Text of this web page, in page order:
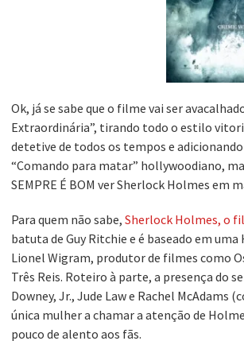
Ok, já se sabe que o filme vai ser
Extraordinária”, tirando todo o estilo
detetive de todos os tempos e
“Comando para matar” hollywoodiano,
SEMPRE É BOM ver Sherlock Holmes em
Para quem não sabe, Sherlock Holmes, o
batuta de Guy Ritchie e é baseado em uma
Lionel Wigram, produtor de filmes como
Três Reis. Roteiro à parte, a presença do
Downey, Jr., Jude Law e Rachel McAdams
única mulher a chamar a atenção de
pouco de alento aos fãs.